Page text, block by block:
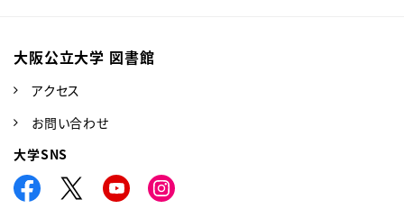
大阪公立大学 図書館
アクセス
お問い合わせ
大学SNS